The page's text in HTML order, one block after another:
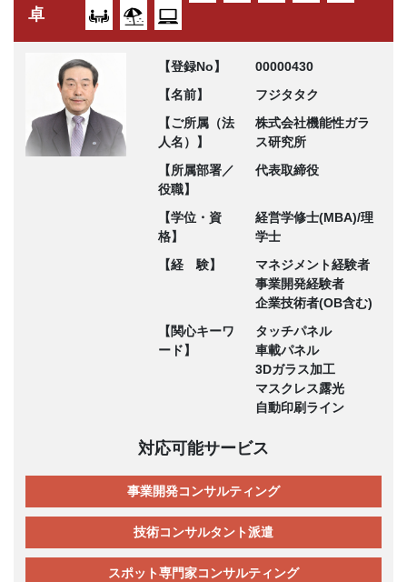
卓
【登録No】
00000430
【名前】
フジタタク
【ご所属（法
人名）】
株式会社機能性ガラ
ス研究所
【所属部署／
役職】
代表取締役
【学位・資
格】
経営学修士(MBA)/理
学士
【経 験】
マネジメント経験者
事業開発経験者
企業技術者(OB含む)
【関心キーワ
ード】
タッチパネル
車載パネル
3Dガラス加工
マスクレス露光
自動印刷ライン
対応可能サービス
事業開発コンサルティング
技術コンサルタント派遣
スポット専門家コンサルティング